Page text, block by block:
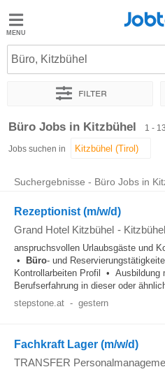
Jobted
Jobs
Büro, Kitzbühel
Filter
Sortieren nach Genauer
Büro Jobs in Kitzbühel 1 -
Jobs suchen in
Suchergebnisse - Büro Jobs in
Rezeptionist (m/w/d)
Grand Hotel Kitzbühel - Kitzbühel
anspruchsvollen Urlaubsgäste und
•
Büro- und
Kontrollarbeiten Profil • Ausbildung
Berufserfahrung in dieser oder
stepstone.at - gestern
Fachkraft Lager (m/w/d)
TRANSFER